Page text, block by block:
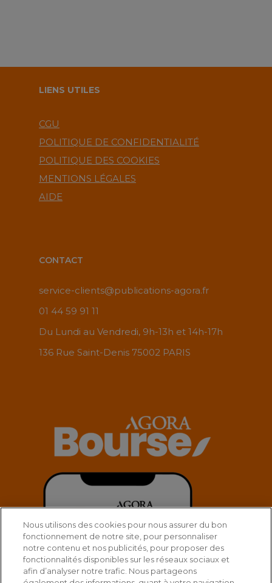
LIENS UTILES
CGU
POLITIQUE DE CONFIDENTIALITÉ
POLITIQUE DES COOKIES
MENTIONS LÉGALES
AIDE
CONTACT
service-clients@publications-agora.fr
01 44 59 91 11
Du Lundi au Vendredi, 9h-13h et 14h-17h
136 Rue Saint-Denis 75002 PARIS
Nous utilisons des cookies pour nous assurer du bon
fonctionnement de notre site, pour personnaliser
notre contenu et nos publicités, pour proposer des
fonctionnalités disponibles sur les réseaux sociaux et
afin d’analyser notre trafic. Nous partageons